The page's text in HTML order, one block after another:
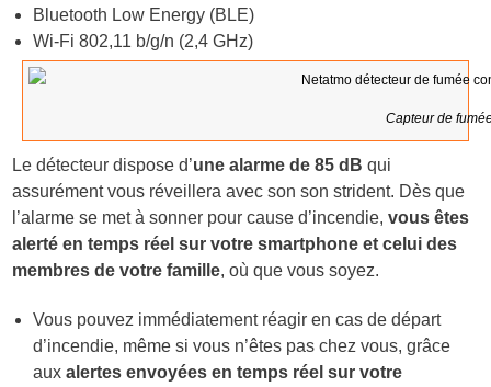
Bluetooth Low Energy (BLE)
Wi-Fi 802,11 b/g/n (2,4 GHz)
Capteur de
Le détecteur dispose d’une alarme de 85 dB qui
assurément vous réveillera avec son son strident. Dès que
l’alarme se met à sonner pour cause d’incendie,vous êtes
alerté en temps réel sur votre smartphone et celui des
membres de votre famille, où que vous soyez.
Vous pouvez immédiatement réagir en cas de départ
d’incendie, même si vous n’êtes pas chez vous, grâce
auxalertes envoyées en temps réel sur votre